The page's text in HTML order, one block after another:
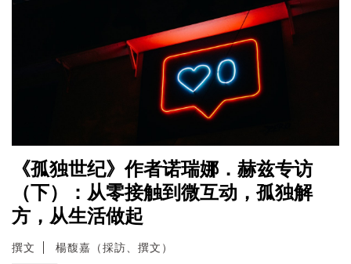
《孤独世纪》作者诺瑞娜．赫兹专访
（下）：从零接触到微互动，孤独解
方，从生活做起
撰文 楊馥嘉（採訪、撰文）